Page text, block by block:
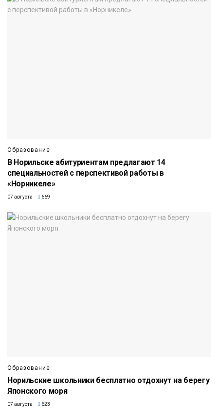
Образование
В Норильске абитуриентам предлагают 14
специальностей с перспективой работы в
«Норникеле»
07 августа 669
Образование
Норильские школьники бесплатно отдохнут на берегу
Японского моря
07 августа 623